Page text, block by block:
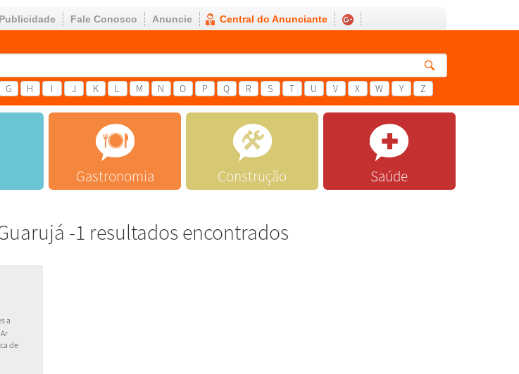
Fale Conosco Anuncie Central do Anunciante
G H I J K L M N O P Q R S T U V X W Y Z
Gastronomia Construção Saúde
-1 resultados encontrados
a
de